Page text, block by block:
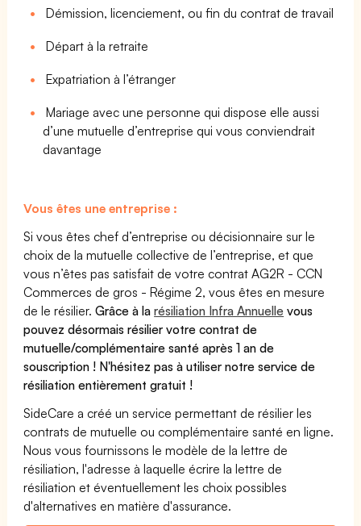
Démission, licenciement, ou fin du contrat de travail
Départ à la retraite
Expatriation à l’étranger
Mariage avec une personne qui dispose elle aussi
d’une mutuelle d’entreprise qui vous conviendrait
davantage
Vous êtes une entreprise :
Si vous êtes chef d’entreprise ou décisionnaire sur le
choix de la mutuelle collective de l’entreprise, et que
vous n’êtes pas satisfait de votre contrat AG2R - CCN
Commerces de gros - Régime 2, vous êtes en mesure
de le résilier.Grâce à larésiliation Infra Annuelle vous
pouvez désormais résilier votre contrat de
mutuelle/complémentaire santé après 1 an de
souscription ! N'hésitez pas à utiliser notre service de
résiliation entièrement gratuit !
SideCare a créé un service permettant de résilier les
contrats de mutuelle ou complémentaire santé en ligne.
Nous vous fournissons le modèle de la lettre de
résiliation, l'adresse à laquelle écrire la lettre de
résiliation et éventuellement les choix possibles
d'alternatives en matière d'assurance.